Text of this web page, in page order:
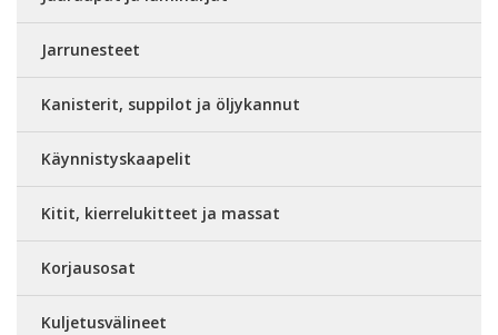
Jarrunesteet
Kanisterit, suppilot ja öljykannut
Käynnistyskaapelit
Kitit, kierrelukitteet ja massat
Korjausosat
Kuljetusvälineet